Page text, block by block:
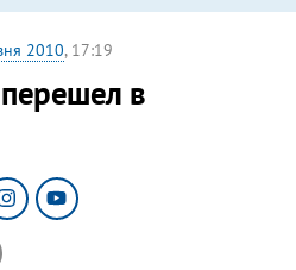
2010, 17:19
в